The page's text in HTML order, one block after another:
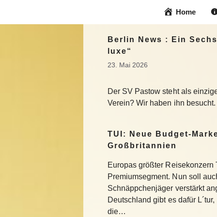
Home
Berlin News : Ein
luxe“
23. Mai 2026
Der SV Pastow steht als
Verein? Wir haben ihn
TUI: Neue Budget-
Großbritannien
Europas größter Reisekonzern
Premiumsegment. Nun soll
Schnäppchenjäger verstärkt
Deutschland gibt es dafür
die…